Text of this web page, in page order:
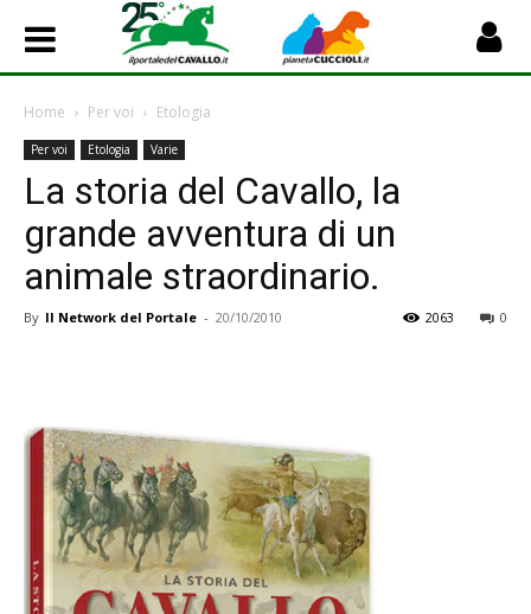
Home Per voi Etologia
Per voi Etologia Varie
La storia del Cavallo, la
grande avventura di un
animale straordinario.
By Il Network del Portale - 20/10/2010 0
2063